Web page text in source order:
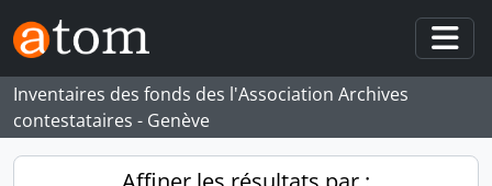
Skip to main content
Inventaires des fonds des l'Association Archives
contestataires - Genève